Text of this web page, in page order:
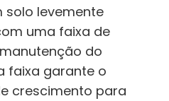
solo levemente
uma faixa de
do
faixa garante o
crescimento para